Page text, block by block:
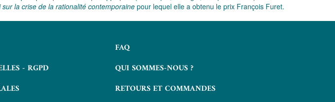
la crise de la rationalité contemporaine pour lequel elle a obtenu le prix François Furet.
- RGPD
FAQ
QUI SOMMES-NOUS ?
RETOURS ET COMMANDES